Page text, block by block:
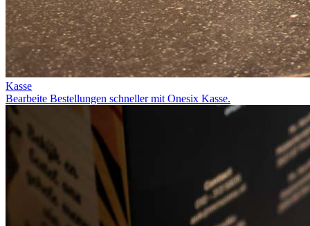
Kasse
Bearbeite Bestellungen schneller mit Onesix Kasse.